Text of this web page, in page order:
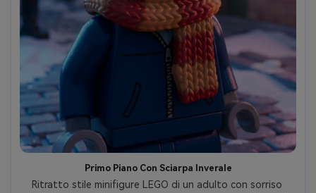
Primo Piano Con Sciarpa Inverale
Ritratto stile minifigure LEGO di un adulto con sorriso